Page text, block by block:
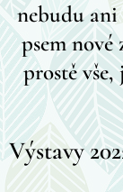
nebudu ani
psem nové
prostě
Výstavy